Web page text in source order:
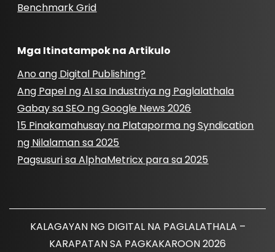
Benchmark Grid
Mga Itinatampok na Artikulo
Ano ang Digital Publishing?
Ang Papel ng AI sa Industriya ng Paglalathala
Gabay sa SEO ng Google News 2026
15 Pinakamahusay na Plataporma ng Syndication
ng Nilalaman sa 2025
Pagsusuri sa AlphaMetricx para sa 2025
KALAGAYAN NG DIGITAL NA PAGLALATHALA –
KARAPATAN SA PAGKAKAROON 2026